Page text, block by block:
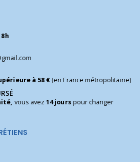
à 58 €(en France métropolitaine)
vous avez14 jours pour changer